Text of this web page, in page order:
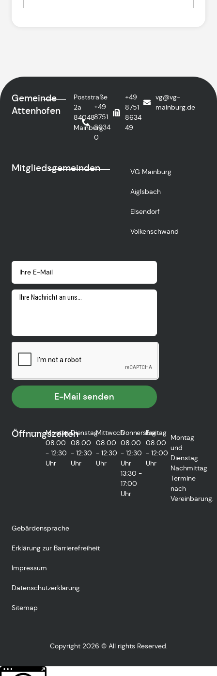
Gemeinde
Attenhofen
Poststraße
2a
84048
Mainburg
+49
8751
8634
0
+49
8751
8634
49
vg@vg-
mainburg.de
Mitgliedsgemeinden VG Mainburg
Aiglsbach
Elsendorf
Volkenschwand
E-Mail senden
Öffnungszeiten
Montag
08:00
- 12:30
Uhr
Dienstag
08:00
- 12:30
Uhr
Mittwoch
08:00
- 12:30
Uhr
Donnerstag
08:00
- 12:30
Uhr
13:30 -
17:00
Uhr
Freitag
08:00
- 12:00
Uhr
Montag
und
Dienstag
Nachmittag
Termine
nach
Vereinbarung.
Gebärdensprache
Erklärung zur Barrierefreiheit
Impressum
Datenschutzerklärung
Sitemap
Copyright 2026 © All rights Reserved.
Weitere Informationen über den gesperrten Inhalt.